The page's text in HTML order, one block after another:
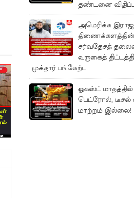
தண்டனை
அமெரிக்க
திணைக்களத்தின்
சர்வதேசத்
வருகைத்
முக்தார் பங்கேற்பு.
ஓகஸ்ட் மாதத்தில்
பெட்ரோல், டீசல்
மாற்றம் இல்லை!